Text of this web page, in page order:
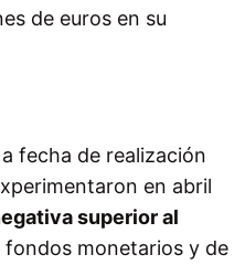
de euros en su
fecha de realización
en abril
superior al
fondos monetarios y de